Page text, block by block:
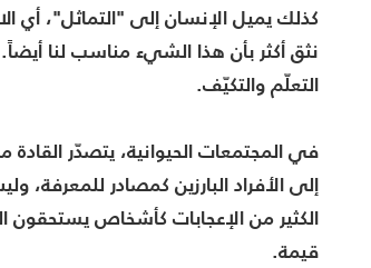
كذلك يميل الإنسان إلى "التماثل"، أي
نثق أكثر بأن هذا الشيء مناسب لنا
التعلّم والتكيّف.
في المجتمعات الحيوانية، يتصدّر القادة
إلى الأفراد البارزين كمصادر
الكثير من الإعجابات كأشخاص يستحقون
قيمة.